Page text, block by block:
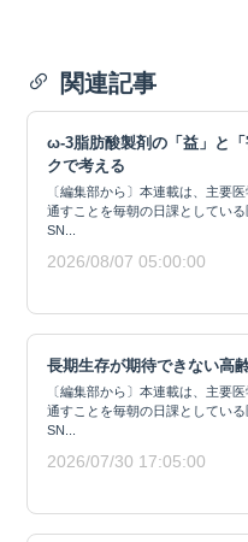
関連記事
ω-3脂肪酸製剤の「益」と
クで考える
〔編集部から〕本連載は、主要
通すことを毎朝の日課としている
SN...
2026/08/07 05:00:00
長期生存が期待できない高
〔編集部から〕本連載は、主要
通すことを毎朝の日課としている
SN...
2026/07/30 17:05:00